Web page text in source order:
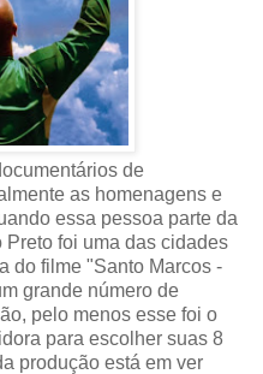
de
as homenagens e
essa pessoa parte da
Preto foi uma das cidades
do filme "Santo Marcos -
grande número de
pelo menos esse foi o
para escolher suas 8
produção está em ver